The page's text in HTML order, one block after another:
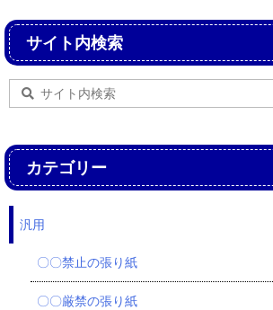
サイト内検索
カテゴリー
汎用
〇〇禁止の張り紙
〇〇厳禁の張り紙